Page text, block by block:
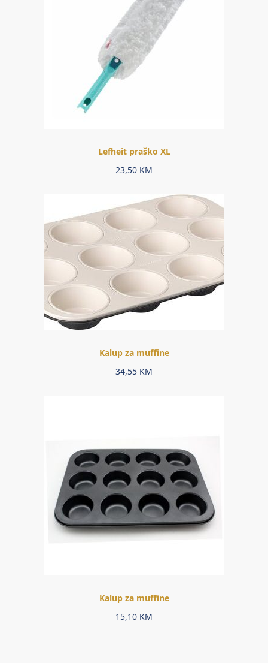
Lefheit praško XL
23,50 KM
Kalup za muffine
34,55 KM
Kalup za muffine
15,10 KM